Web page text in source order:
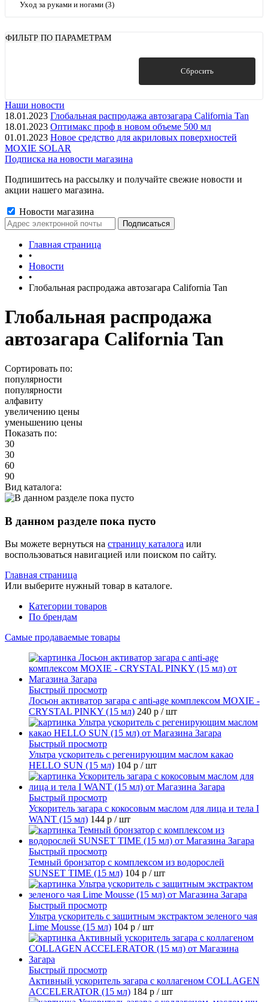
Уход за руками и ногами (3)
ФИЛЬТР ПО ПАРАМЕТРАМ
Сбросить
Наши новости
18.01.2023 Глобальная распродажа автозагара California Tan
18.01.2023 Оптимакс проф в новом объеме 500 мл
01.01.2023 Новое средство для акриловых поверхностей
MOXIE SOLAR
Подписка на новости магазина
Подпишитесь на рассылку и получайте свежие новости и
акции нашего магазина.
Новости магазина
Главная страница
•
Новости
•
Глобальная распродажа автозагара California Tan
Глобальная распродажа
автозагара California Tan
Сортировать по:
популярности
популярности
алфавиту
увеличению цены
уменьшению цены
Показать по:
30
30
60
90
Вид каталога:
В данном разделе пока пусто
Вы можете вернуться на страницу каталога или
воспользоваться навигацией или поиском по сайту.
Главная страница
Или выберите нужный товар в каталоге.
Категории товаров
По брендам
Самые продаваемые товары
Быстрый просмотр
Лосьон активатор загара с anti-age комплексом MOXIE -
CRYSTAL PINKY (15 мл) 240 р / шт
Быстрый просмотр
Ультра ускоритель с регенирующим маслом какао
HELLO SUN (15 мл) 104 р / шт
Быстрый просмотр
Ускоритель загара с кокосовым маслом для лица и тела I
WANT (15 мл) 144 р / шт
Быстрый просмотр
Темный бронзатор с комплексом из водорослей
SUNSET TIME (15 мл) 104 р / шт
Быстрый просмотр
Ультра ускоритель с защитным экстрактом зеленого чая
Lime Mousse (15 мл) 104 р / шт
Быстрый просмотр
Активный ускоритель загара с коллагеном COLLAGEN
ACCELERATOR (15 мл) 184 р / шт